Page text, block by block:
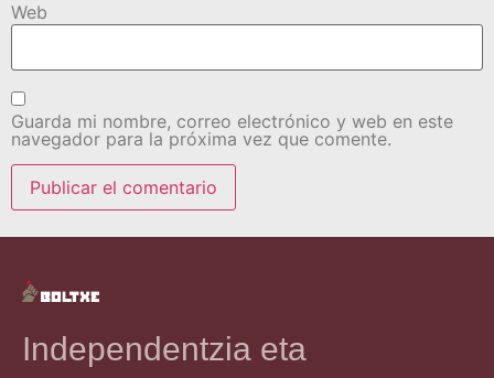
Web
Guarda mi nombre, correo electrónico y web en este
navegador para la próxima vez que comente.
Independentzia eta